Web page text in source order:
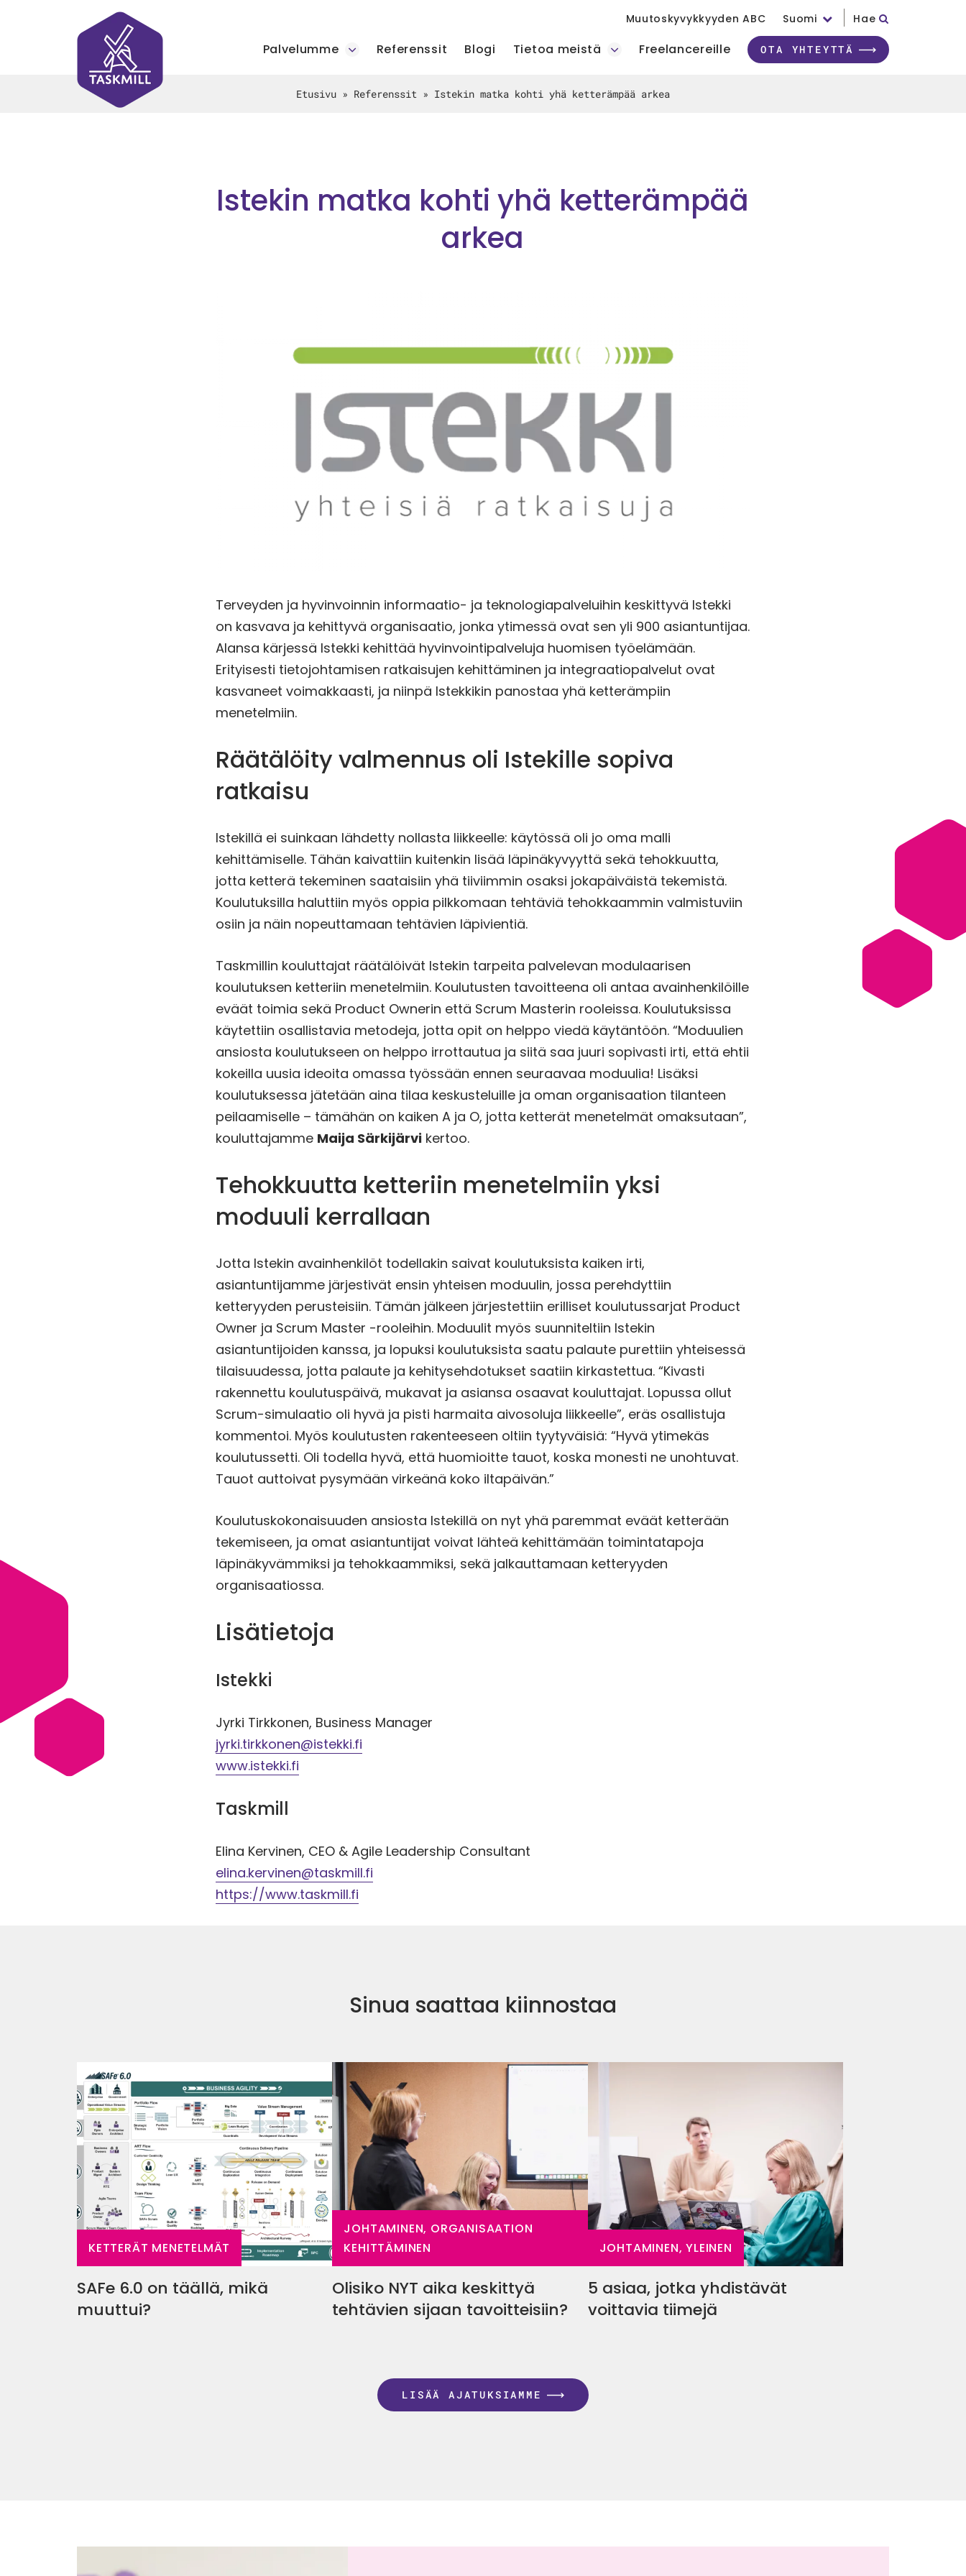
Muutoskyvykkyyden ABC Suomi Hae
Palvelumme Referenssit Blogi Tietoa meistä Freelancereille OTA YHTEYTTÄ
Etusivu» Referenssit» Istekin matka kohti yhä ketterämpää arkea
Istekin matka kohti yhä ketterämpää
arkea
Terveyden ja hyvinvoinnin informaatio- ja teknologiapalveluihin keskittyvä Istekki
on kasvava ja kehittyvä organisaatio, jonka ytimessä ovat sen yli 900 asiantuntijaa.
Alansa kärjessä Istekki kehittää hyvinvointipalveluja huomisen työelämään.
Erityisesti tietojohtamisen ratkaisujen kehittäminen ja integraatiopalvelut ovat
kasvaneet voimakkaasti, ja niinpä Istekkikin panostaa yhä ketterämpiin
menetelmiin.
Räätälöity valmennus oli Istekille sopiva
ratkaisu
Istekillä ei suinkaan lähdetty nollasta liikkeelle: käytössä oli jo oma malli
kehittämiselle. Tähän kaivattiin kuitenkin lisää läpinäkyvyyttä sekä tehokkuutta,
jotta ketterä tekeminen saataisiin yhä tiiviimmin osaksi jokapäiväistä tekemistä.
Koulutuksilla haluttiin myös oppia pilkkomaan tehtäviä tehokkaammin valmistuviin
osiin ja näin nopeuttamaan tehtävien läpivientiä.
Taskmillin kouluttajat räätälöivät Istekin tarpeita palvelevan modulaarisen
koulutuksen ketteriin menetelmiin. Koulutusten tavoitteena oli antaa avainhenkilöille
eväät toimia sekä Product Ownerin että Scrum Masterin rooleissa. Koulutuksissa
käytettiin osallistavia metodeja, jotta opit on helppo viedä käytäntöön. “Moduulien
ansiosta koulutukseen on helppo irrottautua ja siitä saa juuri sopivasti irti, että ehtii
kokeilla uusia ideoita omassa työssään ennen seuraavaa moduulia! Lisäksi
koulutuksessa jätetään aina tilaa keskusteluille ja oman organisaation tilanteen
peilaamiselle – tämähän on kaiken A ja O, jotta ketterät menetelmät omaksutaan”,
kouluttajamme Maija Särkijärvi kertoo.
Tehokkuutta ketteriin menetelmiin yksi
moduuli kerrallaan
Jotta Istekin avainhenkilöt todellakin saivat koulutuksista kaiken irti,
asiantuntijamme järjestivät ensin yhteisen moduulin, jossa perehdyttiin
ketteryyden perusteisiin. Tämän jälkeen järjestettiin erilliset koulutussarjat Product
Owner ja Scrum Master -rooleihin. Moduulit myös suunniteltiin Istekin
asiantuntijoiden kanssa, ja lopuksi koulutuksista saatu palaute purettiin yhteisessä
tilaisuudessa, jotta palaute ja kehitysehdotukset saatiin kirkastettua. “Kivasti
rakennettu koulutuspäivä, mukavat ja asiansa osaavat kouluttajat. Lopussa ollut
Scrum-simulaatio oli hyvä ja pisti harmaita aivosoluja liikkeelle”, eräs osallistuja
kommentoi. Myös koulutusten rakenteeseen oltiin tyytyväisiä: “Hyvä ytimekäs
koulutussetti. Oli todella hyvä, että huomioitte tauot, koska monesti ne unohtuvat.
Tauot auttoivat pysymään virkeänä koko iltapäivän.”
Koulutuskokonaisuuden ansiosta Istekillä on nyt yhä paremmat eväät ketterään
tekemiseen, ja omat asiantuntijat voivat lähteä kehittämään toimintatapoja
läpinäkyvämmiksi ja tehokkaammiksi, sekä jalkauttamaan ketteryyden
organisaatiossa.
Lisätietoja
Istekki
Jyrki Tirkkonen, Business Manager
jyrki.tirkkonen@istekki.fi
www.istekki.fi
Taskmill
Elina Kervinen, CEO & Agile Leadership Consultant
elina.kervinen@taskmill.fi
https://www.taskmill.fi
Sinua saattaa kiinnostaa
KETTERÄT MENETELMÄT
SAFe 6.0 on täällä, mikä
muuttui?
JOHTAMINEN, ORGANISAATION
KEHITTÄMINEN
Olisiko NYT aika keskittyä
tehtävien sijaan tavoitteisiin?
JOHTAMINEN, YLEINEN
5 asiaa, jotka yhdistävät
voittavia tiimejä
LISÄÄ AJATUKSIAMME